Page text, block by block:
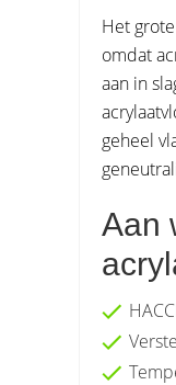
Het
omdat
aan in
geheel
Aan